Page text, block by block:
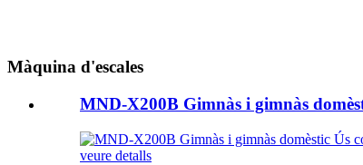
Màquina d'escales
MND-X200B Gimnàs i gimnàs
veure detalls